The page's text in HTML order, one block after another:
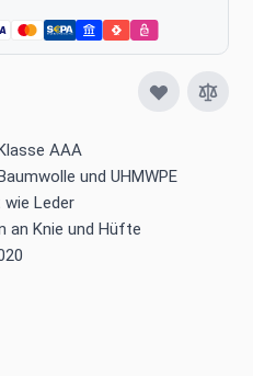
AAA
und UHMWPE
Leder
an Knie und Hüfte